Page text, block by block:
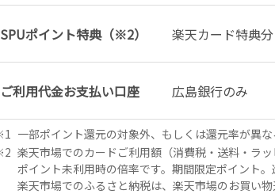
SPUポイント特典（※2） 楽天カード特典
ご利用代金お支払い口座 広島銀行のみ
一部ポイント還元の対象外、もしくは還元率が異な
楽天市場でのカードご利用額（消費税・送料・ラ
ポイント未利用時の倍率です。期間限定ポイント。
楽天市場でのふるさと納税は、楽天市場のお買い